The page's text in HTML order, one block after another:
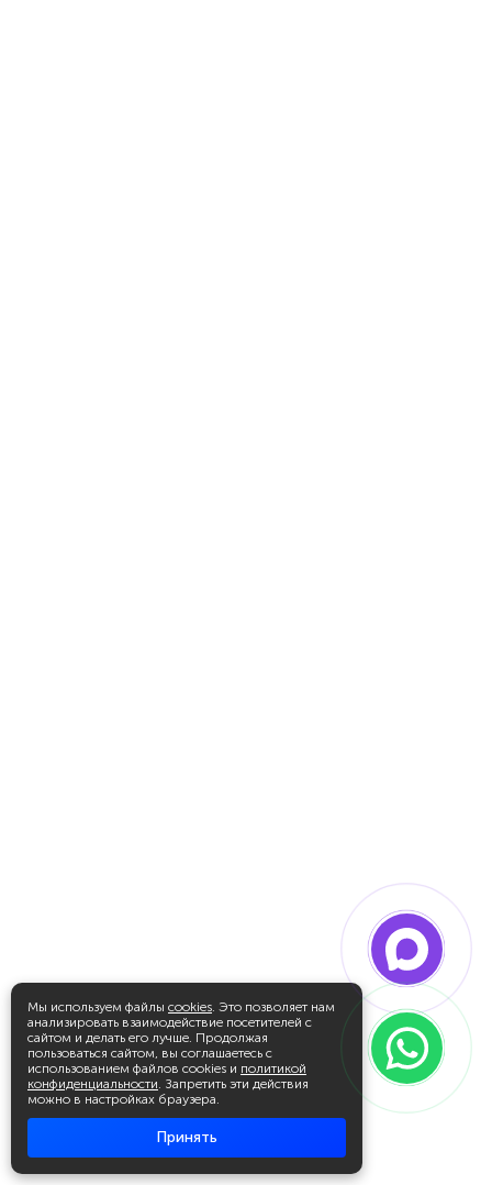
Мы используем файлы cookies. Это позволяет нам
анализировать взаимодействие посетителей с
сайтом и делать его лучше. Продолжая
пользоваться сайтом, вы соглашаетесь с
использованием файлов cookies и политикой
конфиденциальности. Запретить эти действия
можно в настройках браузера.
Принять